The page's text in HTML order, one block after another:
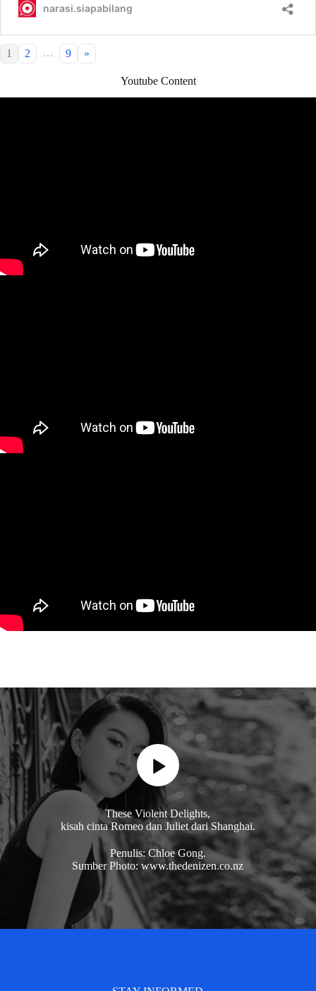
1 2 … 9 »
Youtube Content
These Violent Delights,
kisah cinta Romeo dan Juliet dari Shanghai.
Penulis: Chloe Gong.
Sumber Photo: www.thedenizen.co.nz